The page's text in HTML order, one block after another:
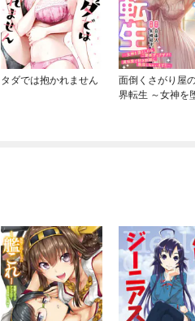
タダでは抱かれません
面倒くさがり屋
界転生 ～女神を